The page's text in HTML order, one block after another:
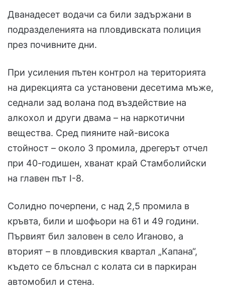
Дванадесет водачи са били задържани в
подразделенията на пловдивската полиция
през почивните дни.
При усиления пътен контрол на територията
на дирекцията са установени десетима мъже,
седнали зад волана под въздействие на
алкохол и други двама – на наркотични
вещества. Сред пияните най-висока
стойност – около 3 промила, дрегерът отчел
при 40-годишен, хванат край Стамболийски
на главен път I-8.
Солидно почерпени, с над 2,5 промила в
кръвта, били и шофьори на 61 и 49 години.
Първият бил заловен в село Иганово, а
вторият – в пловдивския квартал „Капана“,
където се блъснал с колата си в паркиран
автомобил и стена.